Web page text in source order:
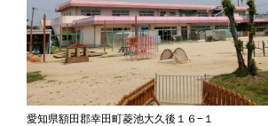
愛知県額田郡幸田町菱池大久後１６−１